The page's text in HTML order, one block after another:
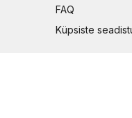
FAQ
Küpsiste